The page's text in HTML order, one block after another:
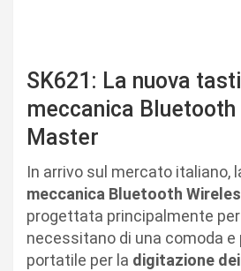
SK621: La nuova
meccanica
Master
In arrivo sul mercato italiano,
meccanica Bluetooth
progettata principalmente
necessitano di una comoda
portatile per la digitazione